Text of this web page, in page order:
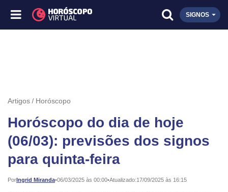
SIGNOS
Artigos Horóscopo
Horóscopo do dia de hoje
(06/03): previsões dos signos
para quinta-feira
PorIngrid Miranda•
Publicado: 06/03/2025 às 00:00•Atualizado:17/09/2025 às 16:15